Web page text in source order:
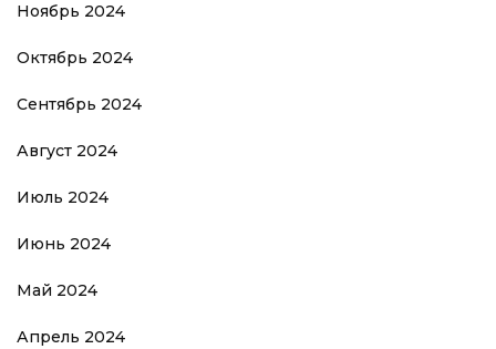
Ноябрь 2024
Октябрь 2024
Сентябрь 2024
Август 2024
Июль 2024
Июнь 2024
Май 2024
Апрель 2024